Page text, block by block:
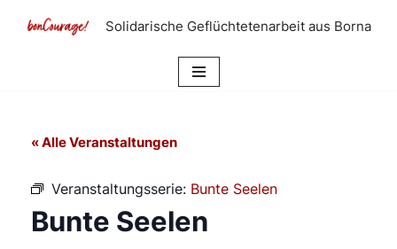
Solidarische Geflüchtetenarbeit aus Borna
« Alle Veranstaltungen
Veranstaltungsserie: Bunte Seelen
Bunte Seelen